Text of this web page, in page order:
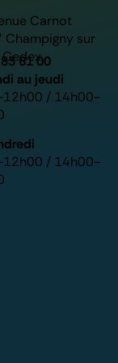
vous
de
vous
de
vous
deCarnot
Champigny sur
61 00
au jeudi
/ 14h00-
/ 14h00-